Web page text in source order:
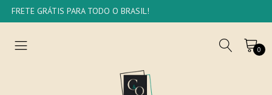
FRETE GRÁTIS PARA TODO O BRASIL!
0